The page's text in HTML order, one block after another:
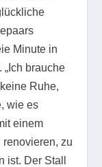
Minute in
brauche
Ruhe,
wie es
einem
zu
ist. Der Stall